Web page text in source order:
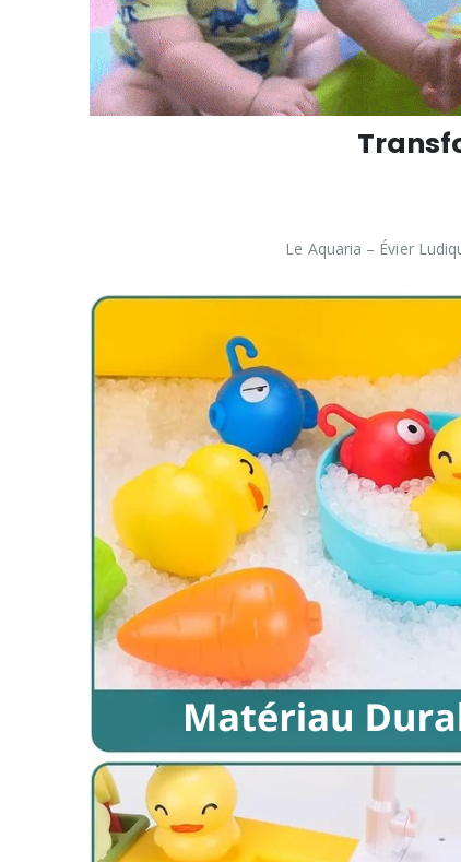
Le Aquaria – Évier